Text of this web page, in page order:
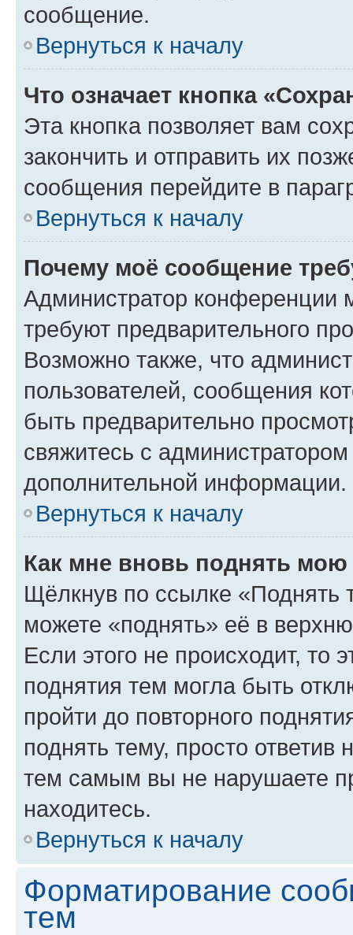
сообщение.
Вернуться к началу
Что означает кнопка
Эта кнопка позволяет вам
закончить и отправить их
сообщения перейдите в
Вернуться к началу
Почему моё сообщение
Администратор конференции
требуют предварительного
Возможно также, что
пользователей, сообщения
быть предварительно
свяжитесь с
дополнительной информации.
Вернуться к началу
Как мне вновь поднять мою
Щёлкнув по ссылке «Поднять
можете «поднять» её в
Если этого не происходит, то
поднятия тем могла быть
пройти до повторного
поднять тему, просто ответив
тем самым вы не нарушаете
находитесь.
Вернуться к началу
Форматирование
тем